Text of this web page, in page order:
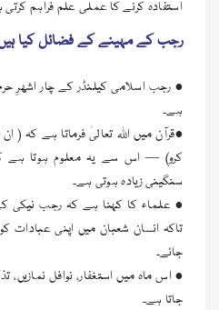
استفادہ کرنے کا عملی علم فراہم
رجب کے مہینے کے فضائل کیا
• رجب اسلامی کیلنڈر کے چار اشھرِ
ہے۔
•قرآن میں اللہ تعالیٰ فرماتا ہے کہ (
کرو) — اس سے یہ معلوم ہوتا ہے
سنگینی زیادہ ہوتی ہے۔
• علماء کا کہنا ہے کہ رجب نیکی
تاکہ انسان شعبان میں اپنی عبادات
جائے۔
• اس ماہ میں استغفار، نوافل نمازیں،
جاتا ہے۔